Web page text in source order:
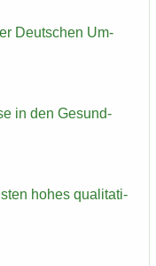
Deut­schen Um­
in den Ge­sund­
hohes qua­li­ta­ti­